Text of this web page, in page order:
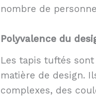
nombre de
Polyvalence du
Les tapis tuftés
matière de design.
complexes, des